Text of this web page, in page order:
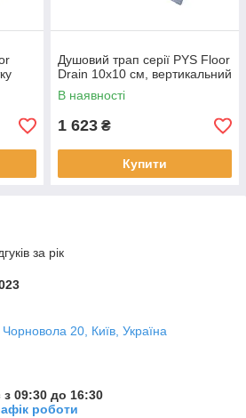
Душовий трап серії PYS Floor
Drain 10х10 см, вертикальний
В наявності
1 623 ₴
Купити
за рік
20, Київ, Україна
09:30 до 16:30
роботи